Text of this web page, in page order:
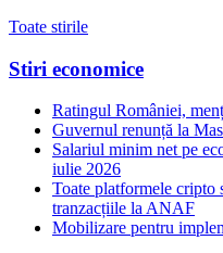
Toate stirile
Stiri economice
Ratingul României,
Guvernul renunță la
Salariul minim net pe
iulie 2026
Toate platformele cripto
tranzacțiile la ANAF
Mobilizare pentru